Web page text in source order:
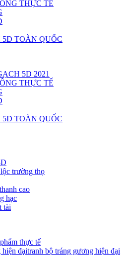
THỰC TẾ
TOÀN QUỐC
5D 2021
THỰC TẾ
TOÀN QUỐC
thực tế
tranh bộ tráng gương hiện đại